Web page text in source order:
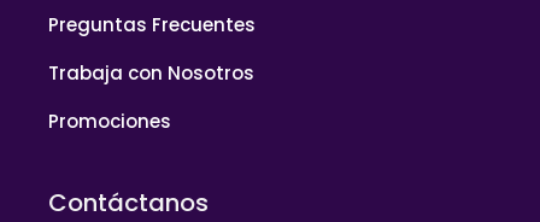
Preguntas Frecuentes
Trabaja con Nosotros
Promociones
Contáctanos